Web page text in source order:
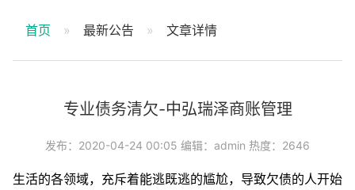
首页 最新公告 文章详情
专业债务清欠-中弘瑞泽商账管理
发布：2020-04-24 00:05 编辑：admin 热度：2646
生活的各领域，充斥着能逃既逃的尴尬，导致欠债的人开始